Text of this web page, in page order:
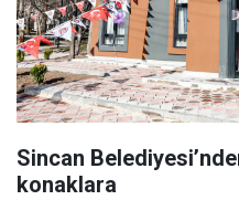
Sincan
konaklara